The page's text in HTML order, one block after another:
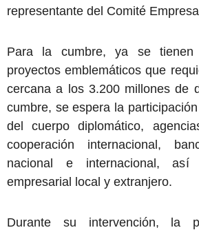
representante del Comité
Para la cumbre, ya se tienen
proyectos emblemáticos que
cercana a los 3.200 millones de
cumbre, se espera la
del cuerpo diplomático,
cooperación internacional,
nacional e internacional,
empresarial local y extranjero.
Durante su intervención, la